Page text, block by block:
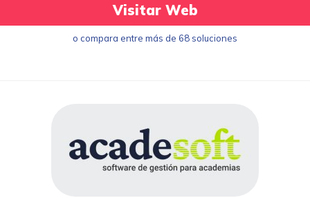
Visitar Web
o compara entre más de 68 soluciones